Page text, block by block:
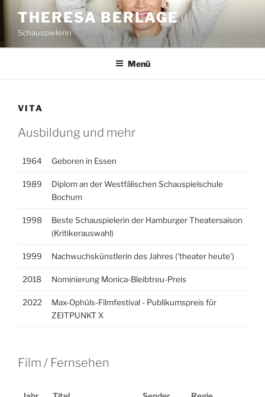
Inhalt
springen
THERESA BERLAGE
Schauspielerin
Menü
VITA
Ausbildung und mehr
1964 Geboren in Essen
1989
Diplom an der Westfälischen Schauspielschule
Bochum
1998
Beste Schauspielerin der Hamburger Theatersaison
(Kritikerauswahl)
1999 Nachwuchskünstlerin des Jahres ('theater heute')
2018 Nominierung Monica-Bleibtreu-Preis
2022
Max-Ophüls-Filmfestival - Publikumspreis für
ZEITPUNKT X
Film / Fernsehen